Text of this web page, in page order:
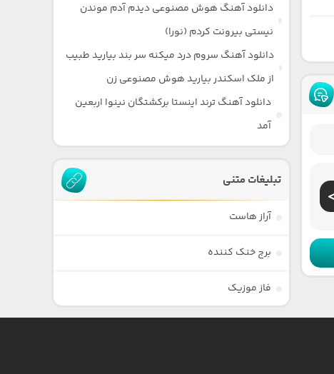
دانلود آهنگ هوش مصنوعی دیدم آدم موندن
نیستی بیرونت کردم (نورا)
دانلود آهنگ سروم درد میکنه سر بند بیارید طبیب
از ملک اسکندر بیارید هوش مصنوعی زن
دانلود آهنگ ترند اینستا برکشتگان نینوا اربعین
آمد
تبلیغات متنی
آراز هاست
برج خنک کننده
فاز موزیک